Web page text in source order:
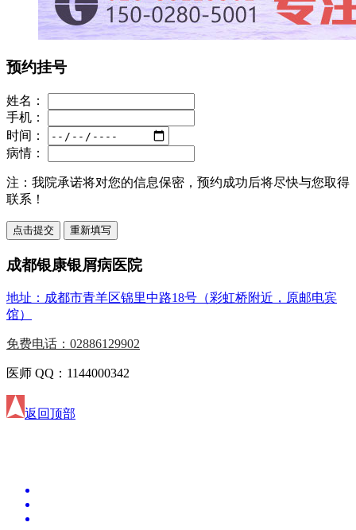
预约挂号
姓名：
手机：
时间：
病情：
注： 我院承诺将对您的信息保密，预约成功后将尽快与您取得
联系！
成都银康银屑病医院
地址：成都市青羊区锦里中路18号（彩虹桥附近，原邮电宾
馆）
免费电话：02886129902
医师 QQ：1144000342
返回顶部